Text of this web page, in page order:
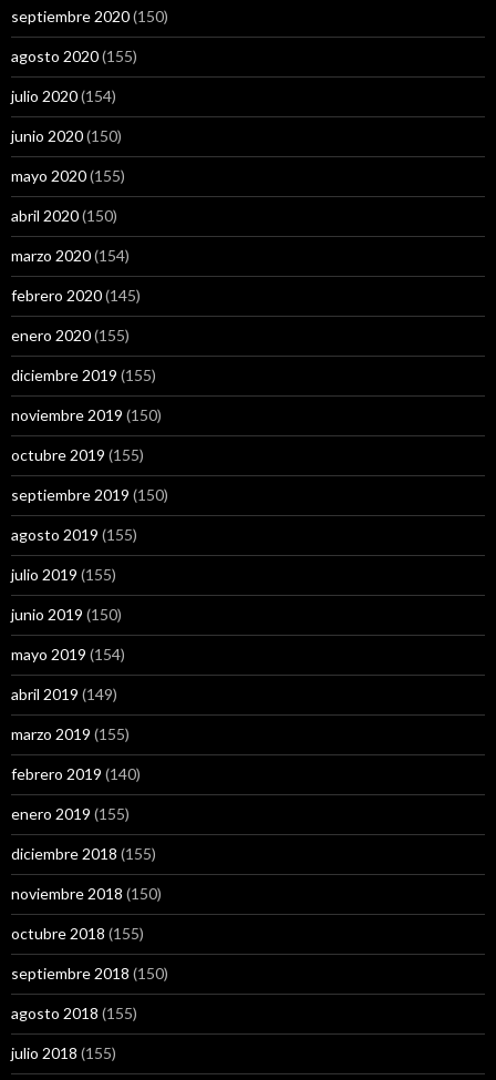
septiembre 2020(150)
agosto 2020(155)
julio 2020(154)
junio 2020(150)
mayo 2020(155)
abril 2020(150)
marzo 2020(154)
febrero 2020(145)
enero 2020(155)
diciembre 2019 (155)
noviembre 2019 (150)
octubre 2019 (155)
septiembre 2019 (150)
agosto 2019 (155)
julio 2019 (155)
junio 2019 (150)
mayo 2019 (154)
abril 2019 (149)
marzo 2019 (155)
febrero 2019 (140)
enero 2019 (155)
diciembre 2018 (155)
noviembre 2018 (150)
octubre 2018 (155)
septiembre 2018 (150)
agosto 2018 (155)
julio 2018 (155)